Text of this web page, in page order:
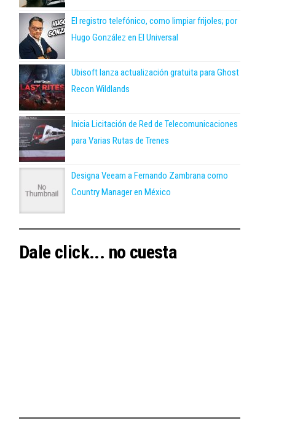
El registro telefónico, como limpiar frijoles; por
Hugo González en El Universal
Ubisoft lanza actualización gratuita para Ghost
Recon Wildlands
Inicia Licitación de Red de Telecomunicaciones
para Varias Rutas de Trenes
Designa Veeam a Fernando Zambrana como
Country Manager en México
Dale click... no cuesta